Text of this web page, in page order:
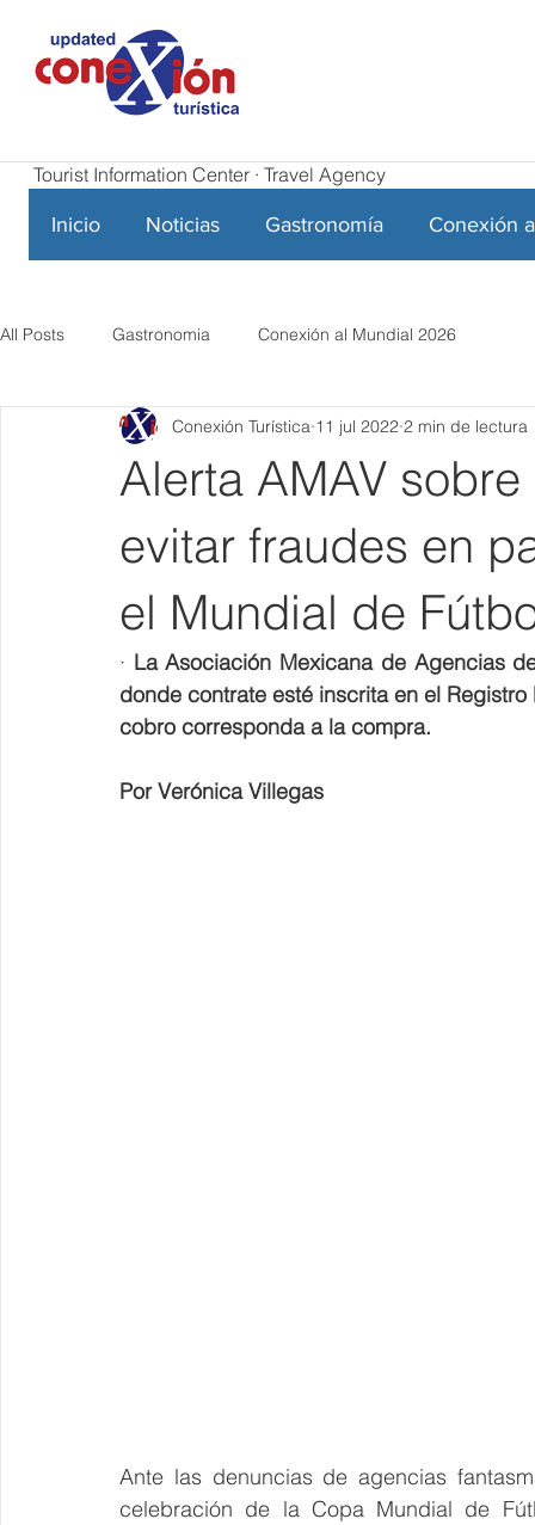
Tourist Information Center · Travel Agency
Inicio Noticias Gastronomía Conexión
All Posts Gastronomia Conexión al Mundial 2026
Alerta AMAV
evitar fraudes en
el Mundial de
Conexión Turística 11 jul 2022 2 min de lectura
· La Asociación Mexicana de Agencias
donde contrate esté inscrita en el
cobro corresponda a la compra.
Por Verónica Villegas
Ante las denuncias de agencias
celebración de la Copa Mundial de